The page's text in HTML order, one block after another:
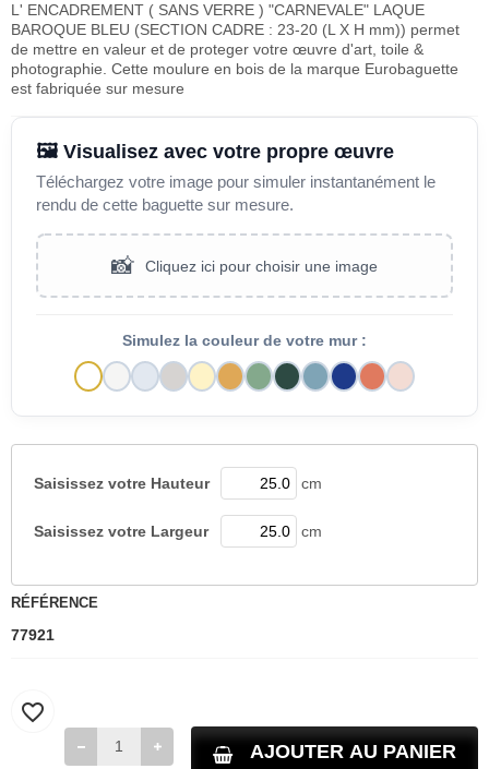
L' ENCADREMENT ( SANS VERRE ) "CARNEVALE" LAQUE
BAROQUE BLEU (SECTION CADRE : 23-20 (L X H mm)) permet
de mettre en valeur et de proteger votre œuvre d'art, toile &
photographie. Cette moulure en bois de la marque Eurobaguette
est fabriquée sur mesure
🖼️ Visualisez avec votre propre œuvre
Téléchargez votre image pour simuler instantanément le
rendu de cette baguette sur mesure.
📸 Cliquez ici pour choisir une image
Simulez la couleur de votre mur :
Saisissez votre Hauteur cm
Saisissez votre Largeur cm
RÉFÉRENCE
77921
AJOUTER AU PANIER
favorite_border